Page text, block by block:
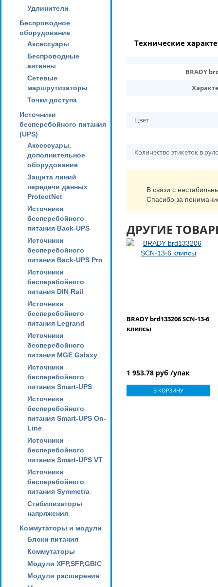
Удлинители
Беспроводное
оборудование
Аксессуары
Беспроводные
антенны
Сетевые
маршрутизаторы
Точки доступа
Источники
бесперебойного питания
(UPS)
Аксессуары,
дополнительное
оборудование
Защита линий
передачи данных
ProtectNet
Источники
бесперебойного
питания Back-UPS
Источники
бесперебойного
питания Back-UPS Pro
Источники
бесперебойного
питания DIN Rail
Источники
бесперебойного
питания Legrand
Источники
бесперебойного
питания MGE Galaxy
Источники
бесперебойного
питания Smart-UPS
Источники
бесперебойного
питания Smart-UPS On-
Line
Источники
бесперебойного
питания Smart-UPS VT
Источники
бесперебойного
питания Symmetra
Стабилизаторы
напряжения
Коммутаторы и модули
Блоки питания
Коммутаторы
Модули XFP,SFP,GBIC
Модули расширения
Технические
BRADY
Цвет
Количество этикеток в
В связи с
Спасибо за
ДРУГИЕ
BRADY brd133206 SCN-13-6
клипсы
1 953.78 руб /упак
В КОРЗИНУ